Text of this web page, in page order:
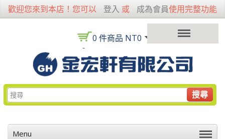
歡迎您來到本店！您可以 登入 或 成為會員使用完整功能
0 件商品 NT0
搜尋
Menu